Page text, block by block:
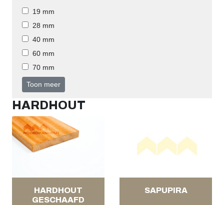
19 mm
28 mm
40 mm
60 mm
70 mm
Toon meer
HARDHOUT
HARDHOUT
GESCHAAFD
SAPUPIRA